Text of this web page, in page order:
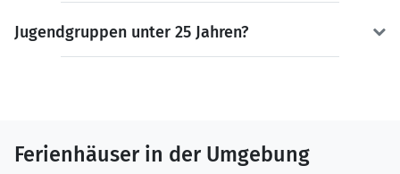
Jugendgruppen unter 25 Jahren?
Ferienhäuser in der Umgebung